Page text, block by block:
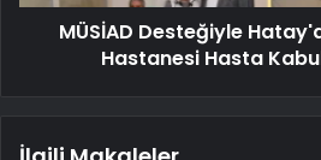
MÜSİAD Desteğiyle
Hastanesi Hasta